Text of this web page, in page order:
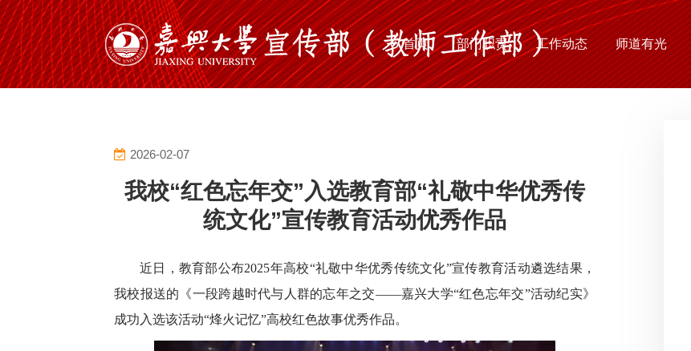
首页 部门职责 工作动态 师道有光
2026-02-07
我校“红色忘年交”入选教育部“礼敬中华优秀传
统文化”宣传教育活动优秀作品
近日，教育部公布2025年高校“礼敬中华优秀传统文化”宣传教育活动遴选结果，
我校报送的《一段跨越时代与人群的忘年之交——嘉兴大学“红色忘年交”活动纪实》
成功入选该活动“烽火记忆”高校红色故事优秀作品。